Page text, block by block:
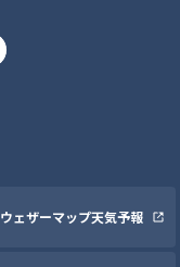
ウェザーマップ天気予報